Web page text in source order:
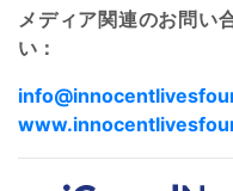
メディア関連のお問い
い：